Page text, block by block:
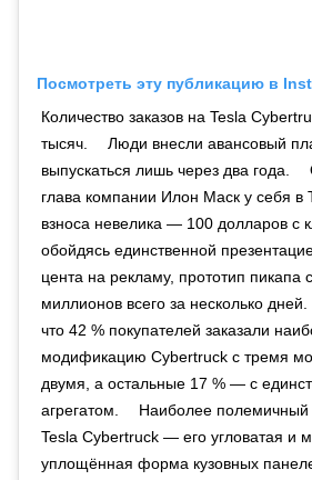
Посмотреть эту публикацию в
Количество заказов на Tesla
тысяч. ⠀ Люди внесли авансовый
выпускаться лишь через два года.
глава компании Илон Маск у себя в
взноса невелика — 100 долларов с
обойдясь единственной
цента на рекламу, прототип пикапа
миллионов всего за несколько
что 42 % покупателей заказали
модификацию Cybertruck с тремя
двумя, а остальные 17 % — с
агрегатом. ⠀ Наиболее полемичный
Tesla Cybertruck — его угловатая и
уплощённая форма кузовных